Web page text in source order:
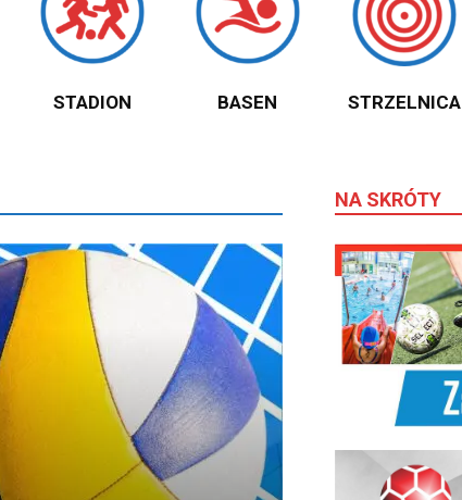
STADION BASEN STRZELNICA
NA SKRÓTY